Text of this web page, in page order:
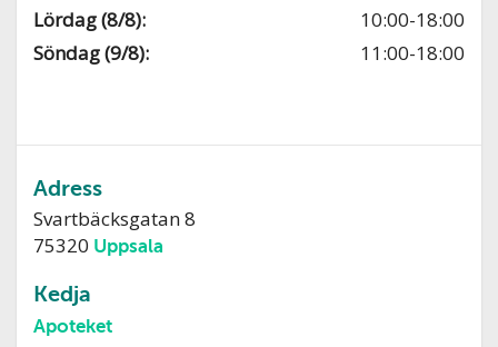
Lördag (8/8):
10:00-18:00
Söndag (9/8):
11:00-18:00
Adress
Svartbäcksgatan 8
75320 Uppsala
Kedja
Apoteket